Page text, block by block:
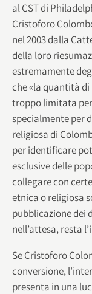
al CST di
Cristoforo
nel 2003 dalla
della loro
estremamente
che «la quantità
troppo limitata
specialmente per
religiosa di
per identificare
esclusive delle
collegare con
etnica o religiosa
pubblicazione dei
nell’attesa, resta
Se Cristoforo
conversione,
presenta in una